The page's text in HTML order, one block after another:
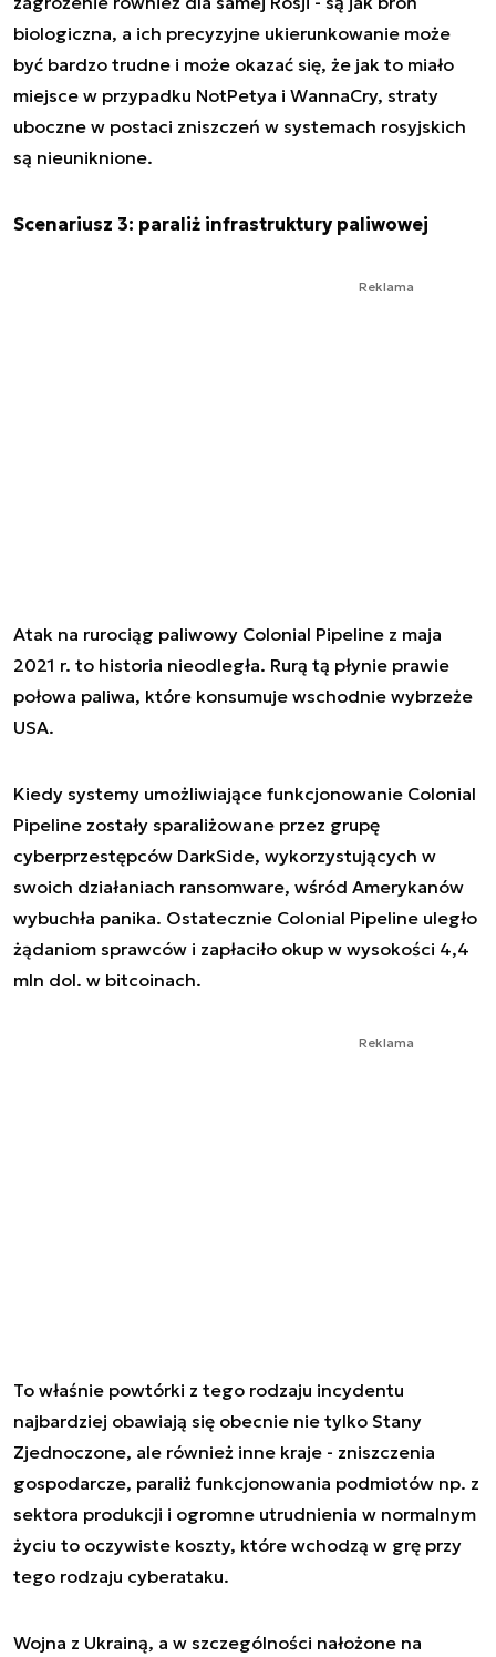
biologiczna, a ich precyzyjne ukierunkowanie może
być bardzo trudne i może okazać się, że jak to miało
miejsce w przypadku NotPetya i WannaCry, straty
uboczne w postaci zniszczeń w systemach rosyjskich
są nieuniknione.
Scenariusz 3: paraliż infrastruktury paliwowej
Reklama
Atak na rurociąg paliwowy Colonial Pipeline z maja
2021 r. to historia nieodległa. Rurą tą płynie prawie
połowa paliwa, które konsumuje wschodnie wybrzeże
USA.
Kiedy systemy umożliwiające funkcjonowanie Colonial
Pipeline zostały sparaliżowane przez grupę
cyberprzestępców DarkSide, wykorzystujących w
swoich działaniach ransomware, wśród Amerykanów
wybuchła panika. Ostatecznie Colonial Pipeline uległo
żądaniom sprawców i zapłaciło okup w wysokości 4,4
mln dol. w bitcoinach.
Reklama
To właśnie powtórki z tego rodzaju incydentu
najbardziej obawiają się obecnie nie tylko Stany
Zjednoczone, ale również inne kraje - zniszczenia
gospodarcze, paraliż funkcjonowania podmiotów np. z
sektora produkcji i ogromne utrudnienia w normalnym
życiu to oczywiste koszty, które wchodzą w grę przy
tego rodzaju cyberataku.
Wojna z Ukrainą, a w szczególności nałożone na